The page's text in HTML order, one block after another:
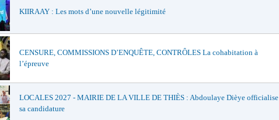
KIIRAAY : Les mots d’une nouvelle légitimité
CENSURE, COMMISSIONS D’ENQUÊTE, CONTRÔLES La cohabitation à
l’épreuve
LOCALES 2027 - MAIRIE DE LA VILLE DE THIÈS : Abdoulaye Dièye officialise
sa candidature